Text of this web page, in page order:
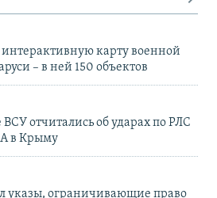
карту военной
– в ней 150 объектов
отчитались об ударах по РЛС
в Крыму
указы, ограничивающие право